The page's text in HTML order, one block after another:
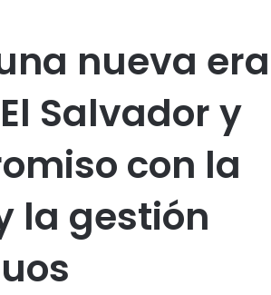
nueva era
Salvador y
con la
la gestión